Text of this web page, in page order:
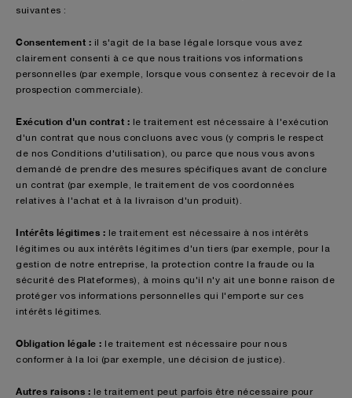
suivantes :
Consentement : il s'agit de la base légale lorsque vous avez
clairement consenti à ce que nous traitions vos informations
personnelles (par exemple, lorsque vous consentez à recevoir de la
prospection commerciale).
Exécution d'un contrat :
le traitement est nécessaire à l'exécution
d'un contrat que nous concluons avec vous (y compris le respect
de nos Conditions d'utilisation), ou parce que nous vous avons
demandé de prendre des mesures spécifiques avant de conclure
un contrat (par exemple, le traitement de vos coordonnées
relatives à l'achat et à la livraison d'un produit).
Intérêts légitimes :
le traitement est nécessaire à nos intérêts
légitimes ou aux intérêts légitimes d'un tiers (par exemple, pour la
gestion de notre entreprise, la protection contre la fraude ou la
sécurité des Plateformes), à moins qu'il n'y ait une bonne raison de
protéger vos informations personnelles qui l'emporte sur ces
intérêts légitimes.
Obligation légale :
le traitement est nécessaire pour nous
conformer à la loi (par exemple, une décision de justice).
Autres raisons :
le traitement peut parfois être nécessaire pour